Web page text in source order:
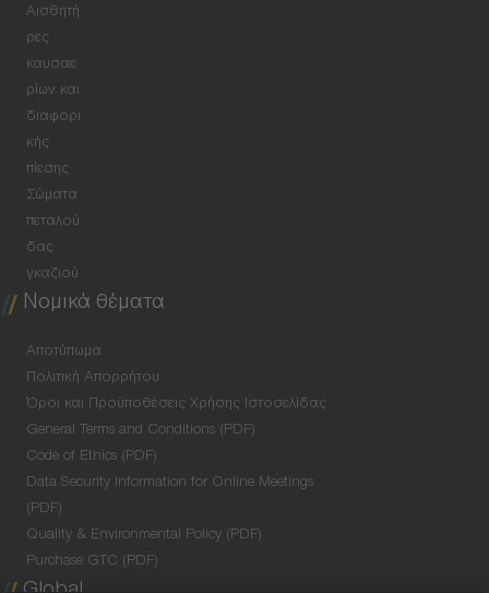
Αισθητή
ρες
καυσαε
ρίων και
διαφορι
κής
πίεσης
Σώματα
πεταλού
δας
γκαζιού
Νομικά θέματα
Αποτύπωμα
Πολιτική Απορρήτου
Όροι και Προϋποθέσεις Χρήσης Ιστοσελίδας
General Terms and Conditions (PDF)
Code of Ethics (PDF)
Data Security Information for Online Meetings
(PDF)
Quality & Environmental Policy (PDF)
Purchase GTC (PDF)